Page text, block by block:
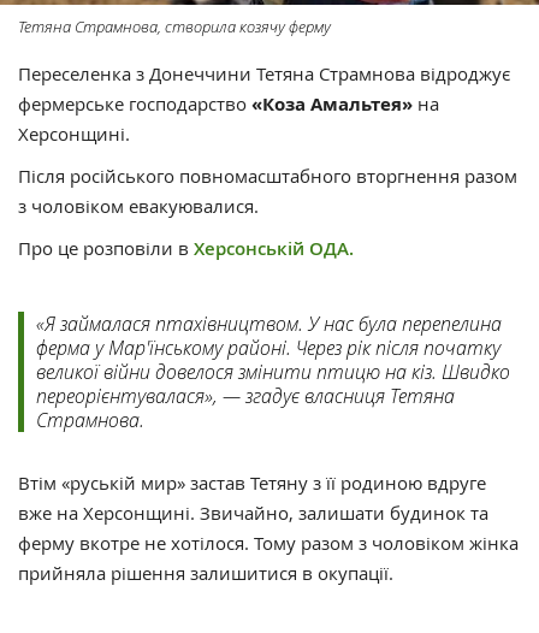
Тетяна Страмнова, створила козячу ферму
Переселенка з Донеччини Тетяна Страмнова відроджує
фермерське господарство «Коза Амальтея» на
Херсонщині.
Після російського повномасштабного вторгнення разом
з чоловіком евакуювалися.
Про це розповіли в Херсонській ОДА.
«Я займалася птахівництвом. У нас була перепелина
ферма у Мар'їнському районі. Через рік після початку
великої війни довелося змінити птицю на кіз. Швидко
переорієнтувалася», — згадує власниця Тетяна
Страмнова.
Втім «руській мир» застав Тетяну з її родиною вдруге
вже на Херсонщині. Звичайно, залишати будинок та
ферму вкотре не хотілося. Тому разом з чоловіком жінка
прийняла рішення залишитися в окупації.